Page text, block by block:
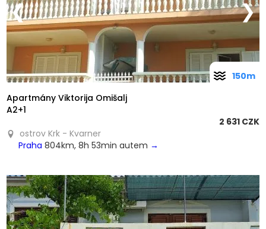
❮ ❯
Apartmány Viktorija Omišalj
A2+1
2 631 CZK
ostrov Krk - Kvarner
Praha 804km, 8h 53min autem →
150m